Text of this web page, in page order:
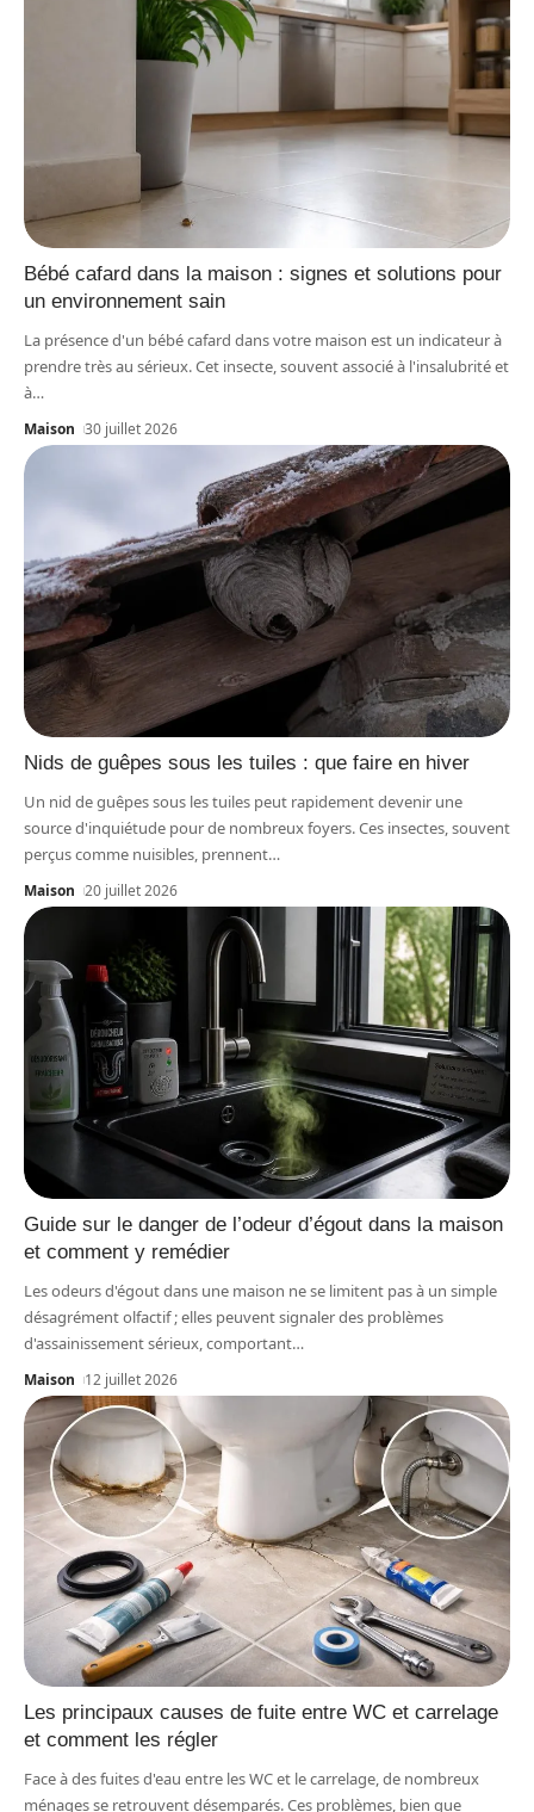
Bébé cafard dans la maison : signes et solutions pour
un environnement sain
La présence d'un bébé cafard dans votre maison est un indicateur à
prendre très au sérieux. Cet insecte, souvent associé à l'insalubrité et
à…
Maison 30 juillet 2026
Nids de guêpes sous les tuiles : que faire en hiver
Un nid de guêpes sous les tuiles peut rapidement devenir une
source d'inquiétude pour de nombreux foyers. Ces insectes, souvent
perçus comme nuisibles, prennent…
Maison 20 juillet 2026
Guide sur le danger de l’odeur d’égout dans la maison
et comment y remédier
Les odeurs d'égout dans une maison ne se limitent pas à un simple
désagrément olfactif ; elles peuvent signaler des problèmes
d'assainissement sérieux, comportant…
Maison 12 juillet 2026
Les principaux causes de fuite entre WC et carrelage
et comment les régler
Face à des fuites d'eau entre les WC et le carrelage, de nombreux
ménages se retrouvent désemparés. Ces problèmes, bien que